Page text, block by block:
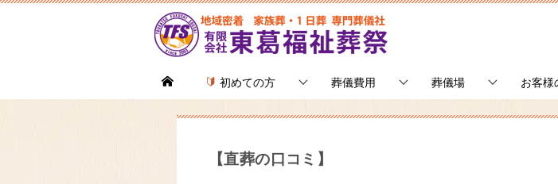
初めての方 葬儀費用 葬儀場 お客様
【直葬の口コミ】